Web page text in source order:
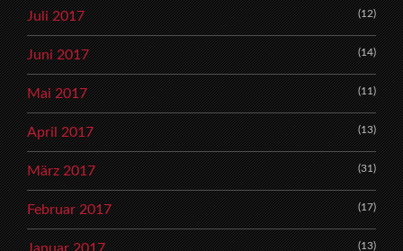
Juli 2017 (12)
Juni 2017 (14)
Mai 2017 (11)
April 2017 (13)
März 2017 (31)
Februar 2017 (17)
(13)